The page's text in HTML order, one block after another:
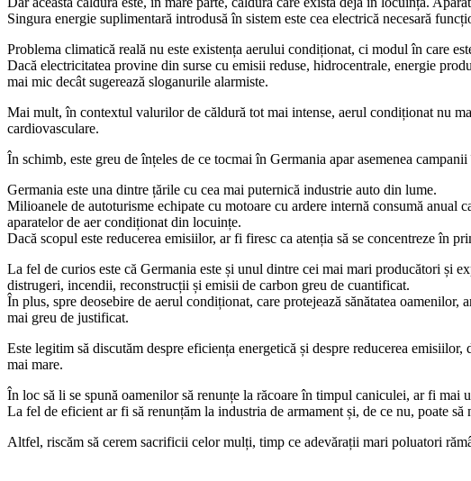
Singura energie suplimentară introdusă în sistem este cea electrică necesară
Problema climatică reală nu este existența aerului condiționat, ci modul în care
Dacă electricitatea provine din surse cu emisii reduse, hidrocentrale, energie
mai mic decât sugerează sloganurile alarmiste.
Mai mult, în contextul valurilor de căldură tot mai intense, aerul condiționat nu
cardiovasculare.
În schimb, este greu de înțeles de ce tocmai în Germania apar asemenea
Germania este una dintre țările cu cea mai puternică industrie auto din lume.
Milioanele de autoturisme echipate cu motoare cu ardere internă consumă
aparatelor de aer condiționat din locuințe.
Dacă scopul este reducerea emisiilor, ar fi firesc ca atenția să se concentreze în
La fel de curios este că Germania este și unul dintre cei mai mari producători și
distrugeri, incendii, reconstrucții și emisii de carbon greu de cuantificat.
În plus, spre deosebire de aerul condiționat, care protejează sănătatea
mai greu de justificat.
Este legitim să discutăm despre eficiența energetică și despre reducerea
mai mare.
În loc să li se spună oamenilor să renunțe la răcoare în timpul caniculei, ar fi
La fel de eficient ar fi să renunțăm la industria de armament și, de ce nu, poate
Altfel, riscăm să cerem sacrificii celor mulți, timp ce adevărații mari poluatori